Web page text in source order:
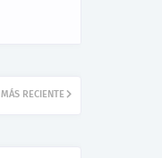
MÁS RECIENTE